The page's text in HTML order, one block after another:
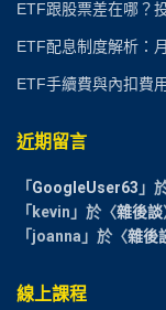
ETF跟股票差在哪？
ETF配息制度解析：
ETF手續費與內扣費
近期留言
「 GoogleUser63 」
「 kevin 」於〈雜後談
「 joanna 」於〈雜後
線上課程